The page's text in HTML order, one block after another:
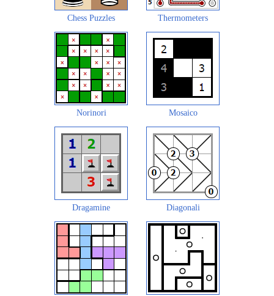
Chess Puzzles Thermometers
Norinori Mosaico
Dragamine Diagonali